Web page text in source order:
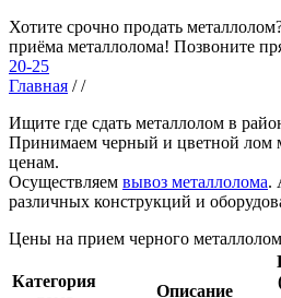
Хотите срочно продать
приёма металлолома! Позвоните
20-25
Главная / /
Ищите где сдать металлолом в
Принимаем черный и цветной лом
ценам.
Осуществляем вывоз металлолома.
различных конструкций и
Цены на прием черного
Категория
Описание